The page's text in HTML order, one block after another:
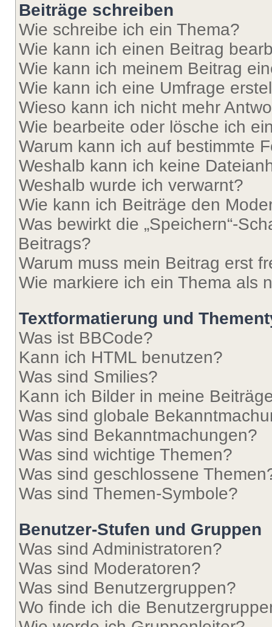
Beiträge schreiben
Wie schreibe ich ein Thema?
Wie kann ich einen Beitrag
Wie kann ich meinem Beitrag
Wie kann ich eine Umfrage
Wieso kann ich nicht mehr
Wie bearbeite oder lösche ich
Warum kann ich auf bestimmte
Weshalb kann ich keine
Weshalb wurde ich verwarnt?
Wie kann ich Beiträge den
Was bewirkt die „Speichern“-
Beitrags?
Warum muss mein Beitrag erst
Wie markiere ich ein Thema als
Textformatierung und
Was ist BBCode?
Kann ich HTML benutzen?
Was sind Smilies?
Kann ich Bilder in meine
Was sind globale
Was sind Bekanntmachungen?
Was sind wichtige Themen?
Was sind geschlossene
Was sind Themen-Symbole?
Benutzer-Stufen und Gruppen
Was sind Administratoren?
Was sind Moderatoren?
Was sind Benutzergruppen?
Wo finde ich die